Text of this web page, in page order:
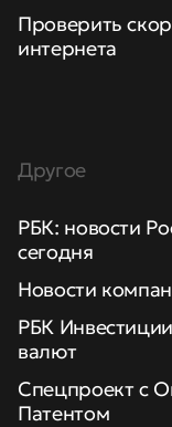
Проверить
интернета
Другое
РБК: новости
сегодня
Новости
РБК
валют
Спецпроект с
Патентом